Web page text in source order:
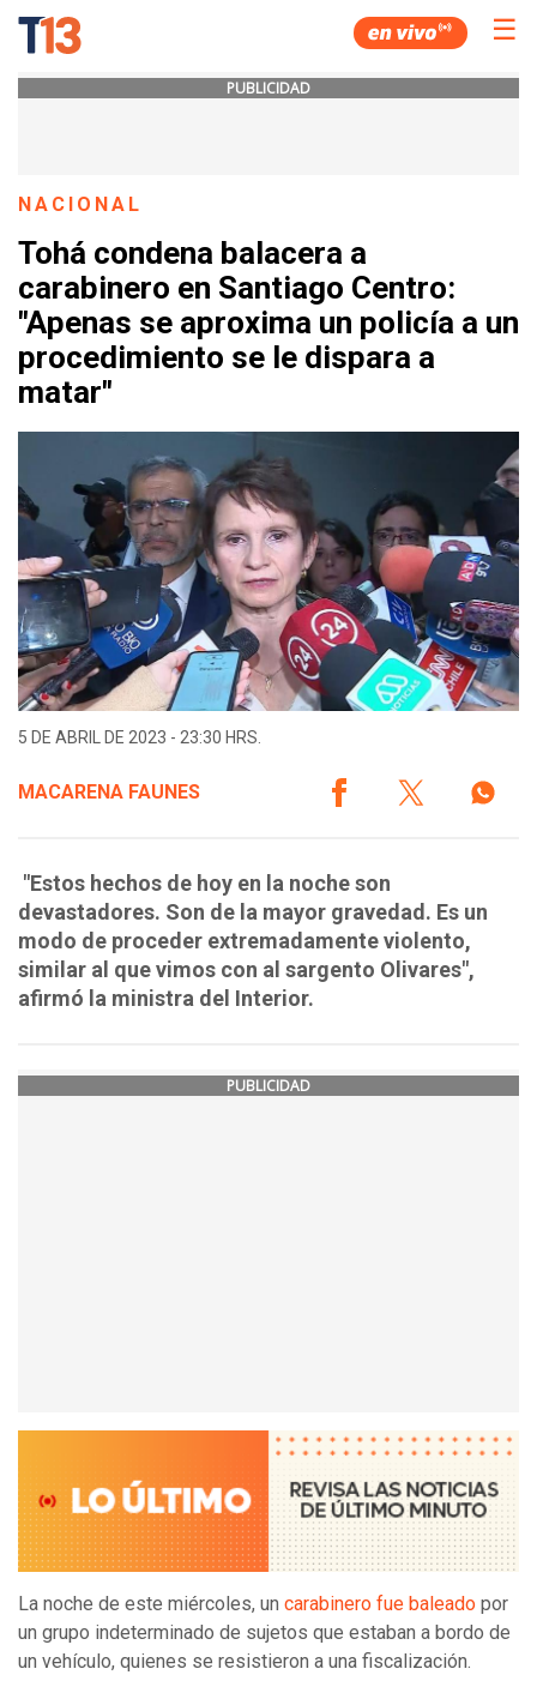
☰
PUBLICIDAD
NACIONAL
Tohá condena balacera a
carabinero en Santiago Centro:
"Apenas se aproxima un policía a un
procedimiento se le dispara a
matar"
5 DE ABRIL DE 2023 - 23:30 HRS.
MACARENA FAUNES
"Estos hechos de hoy en la noche son
devastadores. Son de la mayor gravedad. Es un
modo de proceder extremadamente violento,
similar al que vimos con al sargento Olivares",
afirmó la ministra del Interior.
PUBLICIDAD
La noche de este miércoles, un carabinero fue baleado por
un grupo indeterminado de sujetos que estaban a bordo de
un vehículo, quienes se resistieron a una fiscalización.